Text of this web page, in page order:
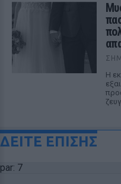
Η
ΔΕΙΤΕ ΕΠΙΣΗΣ
par: 7